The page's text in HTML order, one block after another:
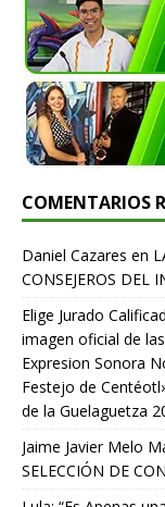
COMENTARIOS
Daniel Cazares en
CONSEJEROS DEL
Elige Jurado
imagen oficial de
Expresion Sonora
Festejo de
de la Guelaguetza
Jaime Javier Melo
SELECCIÓN DE